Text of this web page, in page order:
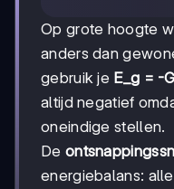
Op grote hoogte
anders dan
gebruik je E_g = -
altijd negatief
oneindige stellen.
De
energiebalans: